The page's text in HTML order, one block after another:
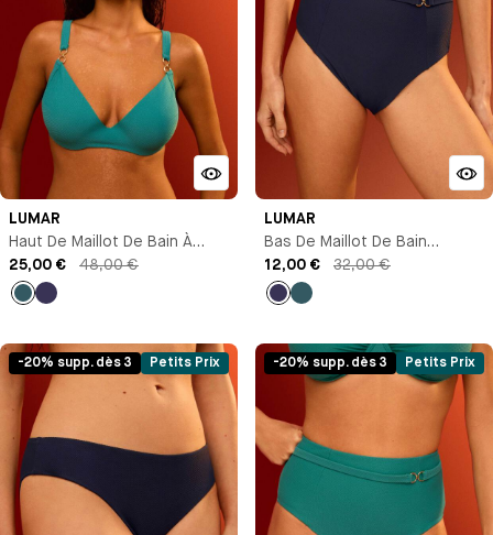
LUMAR
Haut De Maillot De Bain À
Coques
25,00 € 48,00 €
LUMAR
Bas De Maillot De Bain
Culotte Taille Haute
12,00 € 32,00 €
-20% supp. dès 3 Petits Prix -20% supp. dès 3 Petits Prix